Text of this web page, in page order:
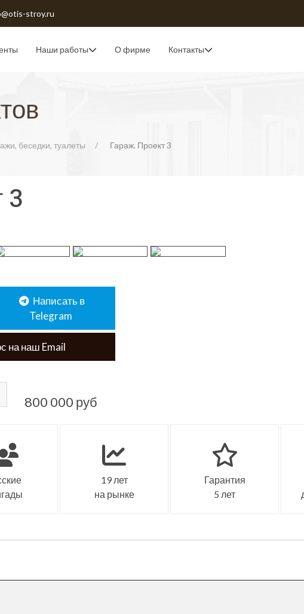
stroy.ru
Наши работы О фирме Контакты
беседки, туалеты Гараж. Проект 3
3
Написать в
Telegram
на наш Email
800 000 руб
19 лет
на рынке
Гарантия
5 лет